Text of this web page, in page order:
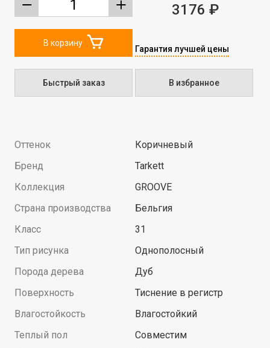
3176 ₽
Гарантия лучшей цены
В корзину
Быстрый заказ В избранное
Оттенок
Коричневый
Бренд
Tarkett
Коллекция
GROOVE
Страна производства
Бельгия
Класс
31
Тип рисунка
Однополосный
Порода дерева
Дуб
Поверхность
Тиснение в регистр
Влагостойкость
Влагостойкий
Теплый пол
Совместим